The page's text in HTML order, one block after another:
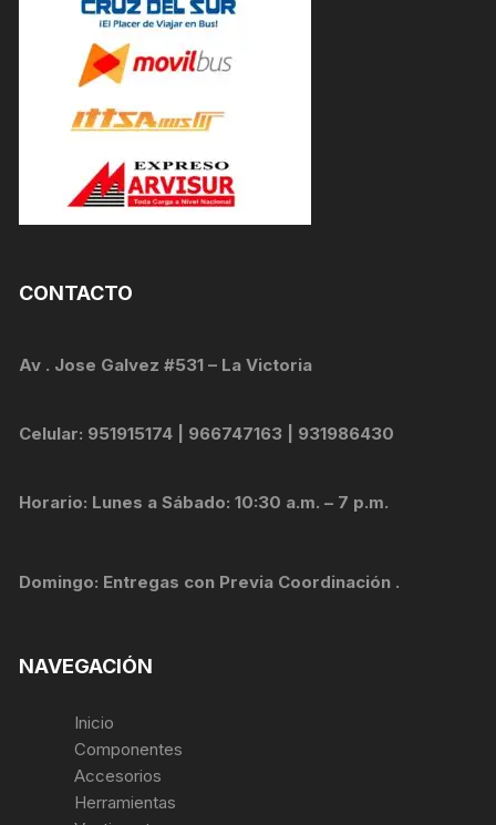
CONTACTO
Av . Jose Galvez #531 – La Victoria
Celular: 951915174 | 966747163 | 931986430
Horario: Lunes a Sábado: 10:30 a.m. – 7 p.m.
Domingo: Entregas con Previa Coordinación .
NAVEGACIÓN
Inicio
Componentes
Accesorios
Herramientas